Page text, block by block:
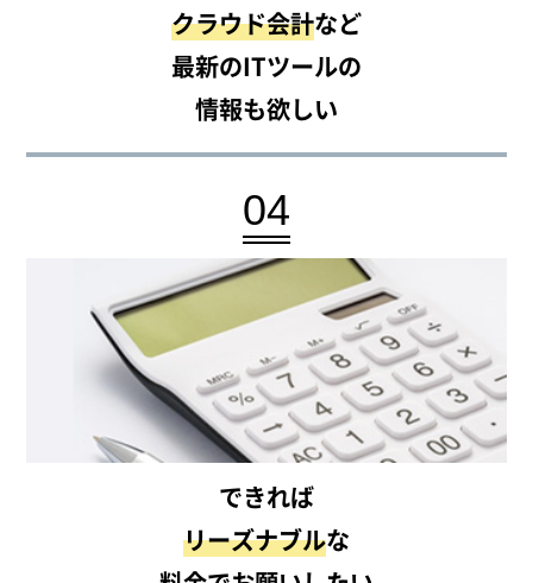
クラウド会計など
最新のITツールの
情報も欲しい
04
できれば
リーズナブルな